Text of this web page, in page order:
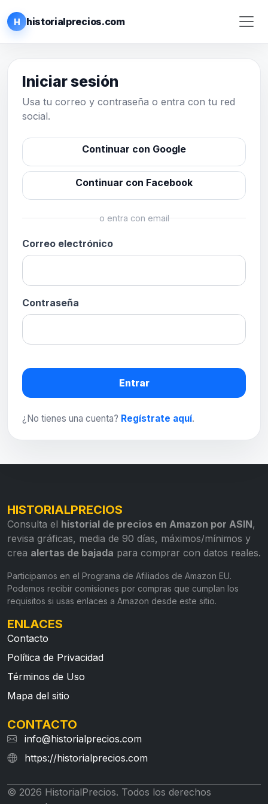
H historialprecios.com
Iniciar sesión
Usa tu correo y contraseña o entra con tu red
social.
Continuar con Google
Continuar con Facebook
o entra con email
Correo electrónico
Contraseña
Entrar
¿No tienes una cuenta? Regístrate aquí.
HISTORIALPRECIOS
Consulta el historial de precios en Amazon por ASIN,
revisa gráficas, media de 90 días, máximos/mínimos y
crea alertas de bajada para comprar con datos reales.
Participamos en el Programa de Afiliados de Amazon EU.
Podemos recibir comisiones por compras que cumplan los
requisitos si usas enlaces a Amazon desde este sitio.
ENLACES
Contacto
Política de Privacidad
Términos de Uso
Mapa del sitio
CONTACTO
info@historialprecios.com
https://historialprecios.com
© 2026 HistorialPrecios. Todos los derechos